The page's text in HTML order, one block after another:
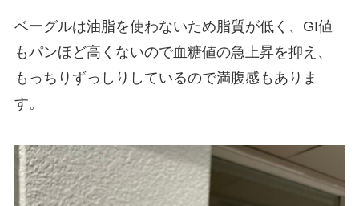
ベーグルは油脂を使わないため脂質が低く、GI値
もパンほど高くないので血糖値の急上昇を抑え、
もっちりずっしりしているので満腹感もありま
す。